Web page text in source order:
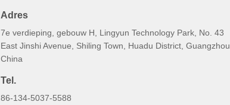
Adres
7e verdieping, gebouw H, Lingyun Technology Park, No. 43
East Jinshi Avenue, Shiling Town, Huadu District, Guangzhou,
China
Tel.
86-134-5037-5588